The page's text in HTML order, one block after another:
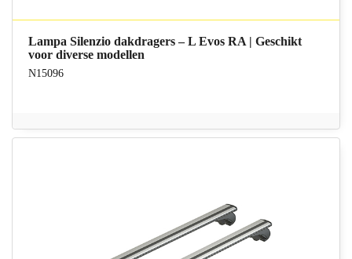
Lampa Silenzio dakdragers – L Evos RA | Geschikt
voor diverse modellen
N15096